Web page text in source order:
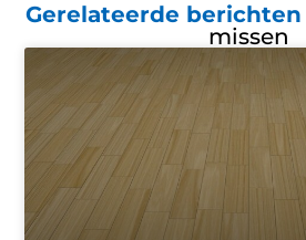
Gerelateerde berichten
missen